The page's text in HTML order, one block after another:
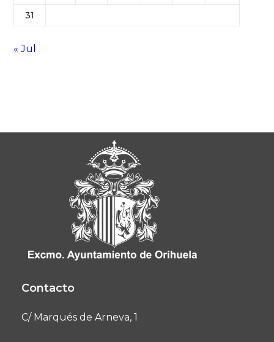
31
« Jul
Contacto
C/ Marqués de Arneva, 1